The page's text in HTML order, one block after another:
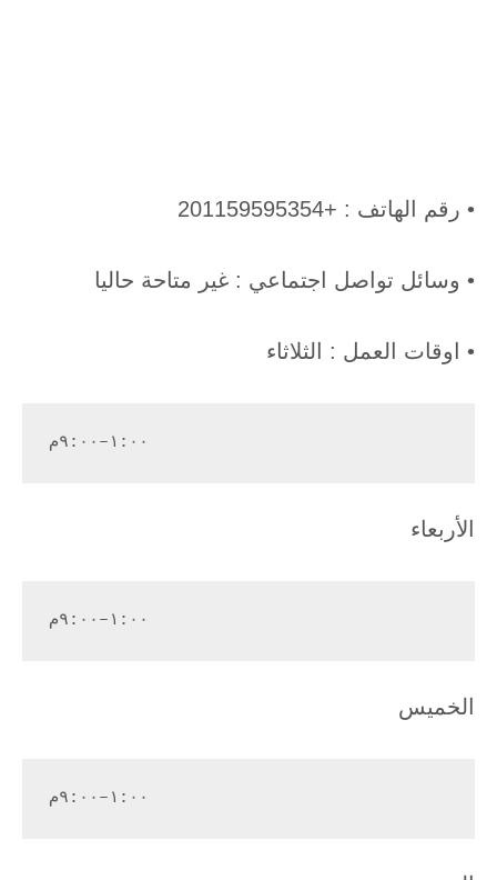
• رقم الهاتف : +201159595354
• وسائل تواصل اجتماعي : غير متاحة حاليا
• اوقات العمل : الثلاثاء
١:٠٠–٩:٠٠م
الأربعاء
١:٠٠–٩:٠٠م
الخميس
١:٠٠–٩:٠٠م